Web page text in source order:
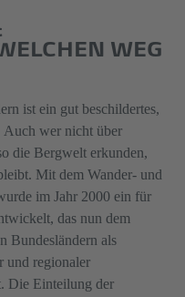
WEG
ist ein gut beschildertes,
Auch wer nicht über
die Bergwelt erkunden,
Mit dem Wander- und
im Jahr 2000 ein für
das nun dem
Bundesländern als
und regionaler
Die Einteilung der